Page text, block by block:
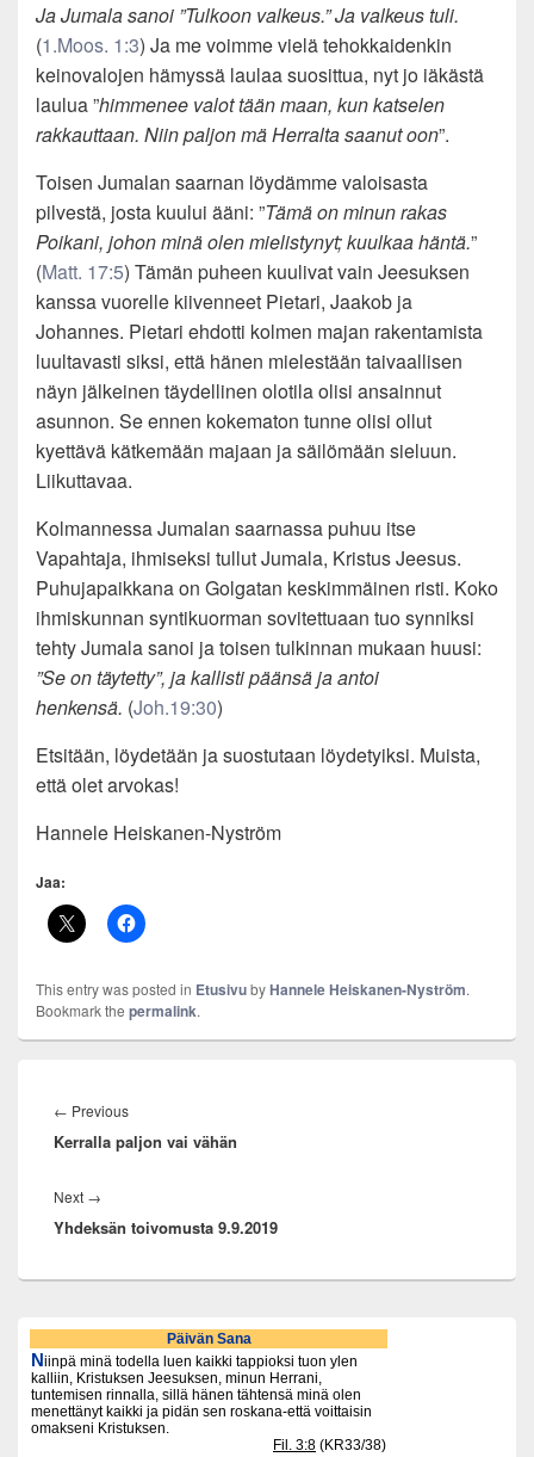
Ja Jumala sanoi ”Tulkoon valkeus.” Ja valkeus tuli.
(1.Moos. 1:3) Ja me voimme vielä tehokkaidenkin
keinovalojen hämyssä laulaa suosittua, nyt jo iäkästä
laulua ”himmenee valot tään maan, kun katselen
rakkauttaan. Niin paljon mä Herralta saanut oon”.
Toisen Jumalan saarnan löydämme valoisasta
pilvestä, josta kuului ääni: ”Tämä on minun rakas
Poikani, johon minä olen mielistynyt; kuulkaa häntä.”
(Matt. 17:5) Tämän puheen kuulivat vain Jeesuksen
kanssa vuorelle kiivenneet Pietari, Jaakob ja
Johannes. Pietari ehdotti kolmen majan rakentamista
luultavasti siksi, että hänen mielestään taivaallisen
näyn jälkeinen täydellinen olotila olisi ansainnut
asunnon. Se ennen kokematon tunne olisi ollut
kyettävä kätkemään majaan ja säilömään sieluun.
Liikuttavaa.
Kolmannessa Jumalan saarnassa puhuu itse
Vapahtaja, ihmiseksi tullut Jumala, Kristus Jeesus.
Puhujapaikkana on Golgatan keskimmäinen risti. Koko
ihmiskunnan syntikuorman sovitettuaan tuo synniksi
tehty Jumala sanoi ja toisen tulkinnan mukaan huusi:
”Se on täytetty”, ja kallisti päänsä ja antoi
henkensä. (Joh.19:30)
Etsitään, löydetään ja suostutaan löydetyiksi. Muista,
että olet arvokas!
Hannele Heiskanen-Nyström
Jaa:
This entry was posted in EtusivubyHannele Heiskanen-Nyström.
Bookmark the permalink.
selaus
← PreviousPrevious
post:
Kerralla paljon vai vähän
Next →
post:
Yhdeksän toivomusta 9.9.2019
Primary
Sidebar
Widget
Area